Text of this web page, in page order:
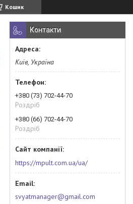
Кошик
Контакти
Київ, Україна
+380 (73) 702-44-70
Роздріб
+380 (66) 702-44-70
Роздріб
https://mpult.com.ua/ua/
svyatmanager@gmail.com